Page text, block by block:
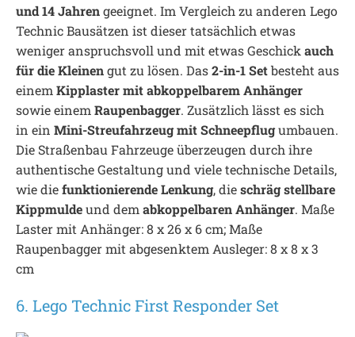
und 14 Jahrengeeignet. Im Vergleich zu anderen Lego
Technic Bausätzen ist dieser tatsächlich etwas
weniger anspruchsvoll und mit etwas Geschick auch
für die Kleinengut zu lösen. Das2-in-1 Setbesteht aus
einem Kipplaster mit abkoppelbarem Anhänger
sowie einem Raupenbagger. Zusätzlich lässt es sich
in ein Mini-Streufahrzeug mit Schneepflugumbauen.
Die Straßenbau Fahrzeuge überzeugen durch ihre
authentische Gestaltung und viele technische Details,
wie diefunktionierende Lenkung, dieschräg stellbare
Kippmuldeund dem abkoppelbaren Anhänger. Maße
Laster mit Anhänger: 8 x 26 x 6 cm; Maße
Raupenbagger mit abgesenktem Ausleger: 8 x 8 x 3
cm
6. Lego Technic First Responder Set